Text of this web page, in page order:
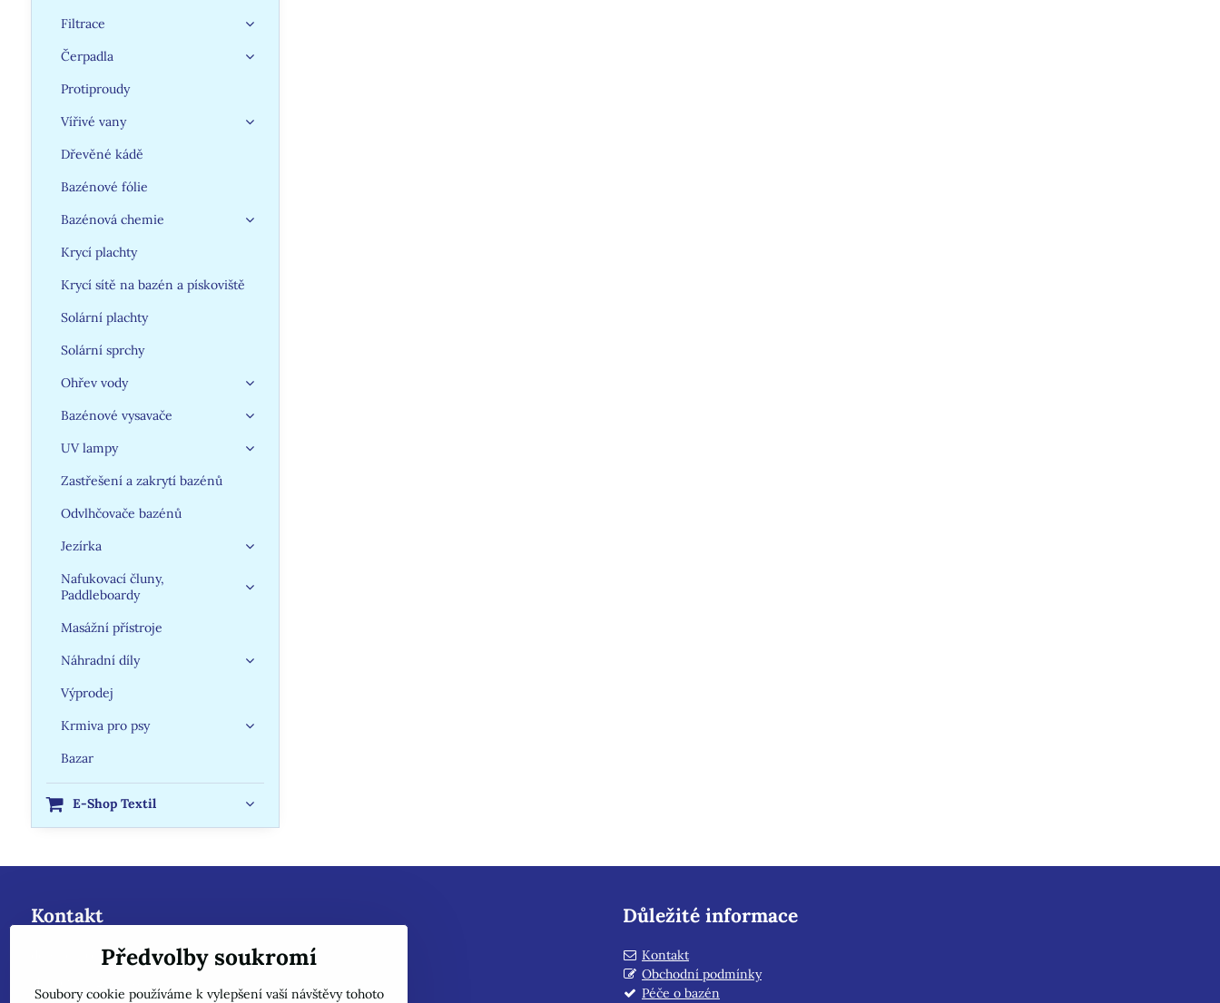
Filtrace
Čerpadla
Protiproudy
Vířivé vany
Dřevěné kádě
Bazénové fólie
Bazénová chemie
Krycí plachty
Krycí sítě na bazén a pískoviště
Solární plachty
Solární sprchy
Ohřev vody
Bazénové vysavače
UV lampy
Zastřešení a zakrytí bazénů
Odvlhčovače bazénů
Jezírka
Nafukovací čluny,
Paddleboardy
Masážní přístroje
Náhradní díly
Výprodej
Krmiva pro psy
Bazar
E-Shop Textil
Kontakt
dobazenu.cz - Roman Kanclíř-Rokam
Důležité informace
Kontakt
Obchodní podmínky
Péče o bazén
Předvolby soukromí
Soubory cookie používáme k vylepšení vaší návštěvy tohoto